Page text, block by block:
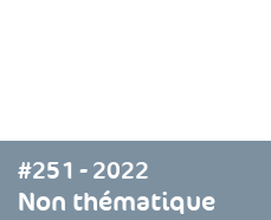
#251 - 2022
Non thématique